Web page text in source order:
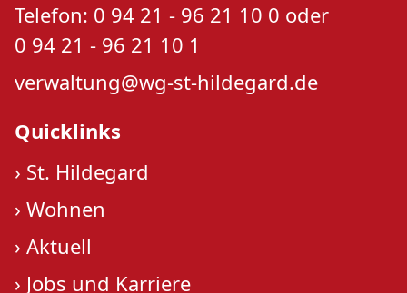
Telefon: 0 94 21 - 96 21 10 0 oder
0 94 21 - 96 21 10 1
verwaltung@wg-st-hildegard.de
Quicklinks
› St. Hildegard
› Wohnen
› Aktuell
› Jobs und Karriere